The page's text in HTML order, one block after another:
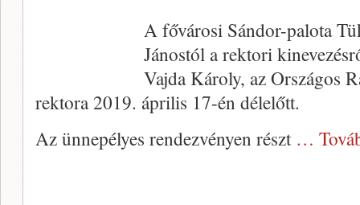
A fővárosi Sándor-palota
Jánostól a rektori
Vajda Károly, az Országos
rektora 2019. április 17-én délelőtt.
Az ünnepélyes rendezvényen részt …